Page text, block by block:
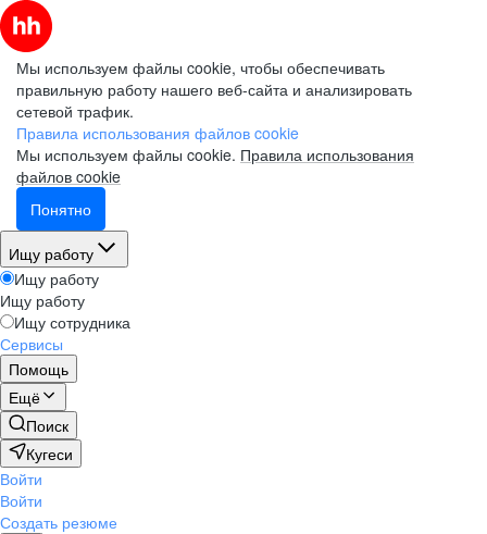
Мы используем файлы cookie, чтобы обеспечивать
правильную работу нашего веб-сайта и анализировать
сетевой трафик.
Правила использования файлов cookie
Мы используем файлы cookie. Правила использования
файлов cookie
Понятно
Ищу работу
Ищу работу
Ищу работу
Ищу сотрудника
Сервисы
Помощь
Ещё
Поиск
Кугеси
Войти
Войти
Создать резюме